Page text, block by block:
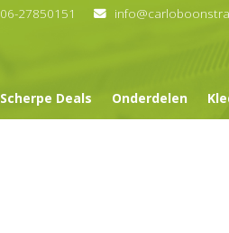
06-27850151
Scherpe Deals Onderdelen